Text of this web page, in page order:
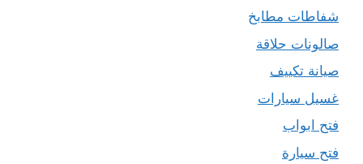
شفاطات مطابخ
صالونات حلاقة
صيانة تكييف
غسيل سيارات
فتح ابواب
فتح سيارة